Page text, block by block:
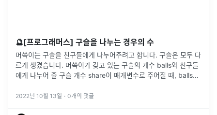
🔮[프로그래머스] 구슬을 나누는 경우의 수
머쓱이는 구슬을 친구들에게 나누어주려고 합니다. 구슬은 모두 다
르게 생겼습니다. 머쓱이가 갖고 있는 구슬의 개수 balls와 친구들
에게 나누어 줄 구슬 개수 share이 매개변수로 주어질 때, balls개
2022년 10월 13일 · 0개의 댓글